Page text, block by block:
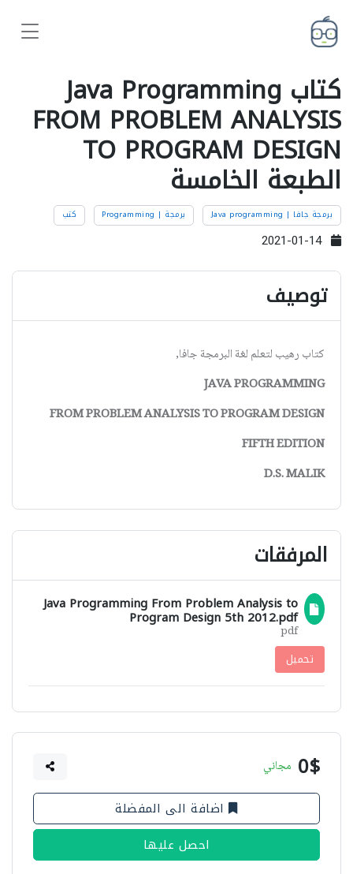
كتاب Java Programming
FROM PROBLEM ANALYSIS
TO PROGRAM DESIGN
الطبعة الخامسة
برمجة جافا | Java programming برمجة | Programming كتب
2021-01-14
توصيف
كتاب رهيب لتعلم لغة البرمجة جافا,
JAVA PROGRAMMING
FROM PROBLEM ANALYSIS TO PROGRAM DESIGN
FIFTH EDITION
D.S. MALIK
المرفقات
Java Programming From Problem Analysis to
Program Design 5th 2012.pdf
pdf
تحميل
0$ مجاني
اضافة الى المفضلة
احصل عليها